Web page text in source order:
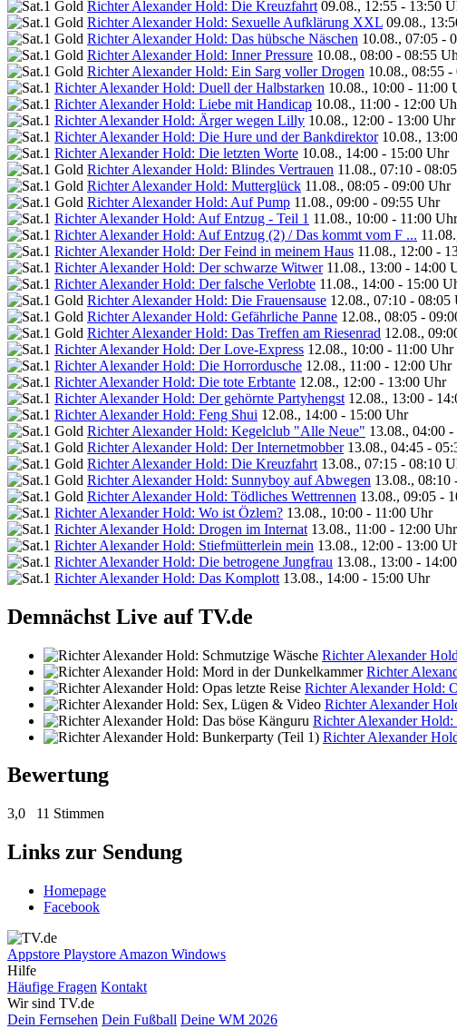
Richter Alexander Hold: Die Kreuzfahrt 09.08., 12:55 - 13:50
Richter Alexander Hold: Sexuelle Aufklärung XXL 09.08.,
Richter Alexander Hold: Das hübsche Näschen 10.08., 07:05 -
Richter Alexander Hold: Inner Pressure 10.08., 08:00 - 08:55
Richter Alexander Hold: Ein Sarg voller Drogen 10.08., 08:55
Richter Alexander Hold: Duell der Halbstarken 10.08., 10:00 - 11:00
Richter Alexander Hold: Liebe mit Handicap 10.08., 11:00 - 12:00
Richter Alexander Hold: Ärger wegen Lilly 10.08., 12:00 - 13:00 Uhr
Richter Alexander Hold: Die Hure und der Bankdirektor 10.08.,
Richter Alexander Hold: Die letzten Worte 10.08., 14:00 - 15:00 Uhr
Richter Alexander Hold: Blindes Vertrauen 11.08., 07:10 -
Richter Alexander Hold: Mutterglück 11.08., 08:05 - 09:00 Uhr
Richter Alexander Hold: Auf Pump 11.08., 09:00 - 09:55 Uhr
Richter Alexander Hold: Auf Entzug - Teil 1 11.08., 10:00 - 11:00 Uhr
Richter Alexander Hold: Auf Entzug (2) / Das kommt vom F ...
Richter Alexander Hold: Der Feind in meinem Haus 11.08., 12:00 -
Richter Alexander Hold: Der schwarze Witwer 11.08., 13:00 - 14:00
Richter Alexander Hold: Der falsche Verlobte 11.08., 14:00 - 15:00
Richter Alexander Hold: Die Frauensause 12.08., 07:10 - 08:05
Richter Alexander Hold: Gefährliche Panne 12.08., 08:05 -
Richter Alexander Hold: Das Treffen am Riesenrad 12.08.,
Richter Alexander Hold: Der Love-Express 12.08., 10:00 - 11:00 Uhr
Richter Alexander Hold: Die Horrordusche 12.08., 11:00 - 12:00 Uhr
Richter Alexander Hold: Die tote Erbtante 12.08., 12:00 - 13:00 Uhr
Richter Alexander Hold: Der gehörnte Partyhengst 12.08., 13:00 -
Richter Alexander Hold: Feng Shui 12.08., 14:00 - 15:00 Uhr
Richter Alexander Hold: Kegelclub "Alle Neue" 13.08., 04:00
Richter Alexander Hold: Der Internetmobber 13.08., 04:45 -
Richter Alexander Hold: Die Kreuzfahrt 13.08., 07:15 - 08:10
Richter Alexander Hold: Sunnyboy auf Abwegen 13.08., 08:10
Richter Alexander Hold: Tödliches Wettrennen 13.08., 09:05 -
Richter Alexander Hold: Wo ist Özlem? 13.08., 10:00 - 11:00 Uhr
Richter Alexander Hold: Drogen im Internat 13.08., 11:00 - 12:00 Uhr
Richter Alexander Hold: Stiefmütterlein mein 13.08., 12:00 - 13:00
Richter Alexander Hold: Die betrogene Jungfrau 13.08., 13:00 -
Richter Alexander Hold: Das Komplott 13.08., 14:00 - 15:00 Uhr
Demnächst Live auf TV.de
Richter Alexander
Richter
Richter Alexander Hold:
Richter Alexander
Richter Alexander Hold:
Richter Alexander
Bewertung
3,0 11 Stimmen
Links zur Sendung
Homepage
Facebook
Appstore Playstore Amazon Windows
Hilfe
Häufige Fragen Kontakt
Wir sind TV.de
Dein Fernsehen Dein Fußball Deine WM 2026